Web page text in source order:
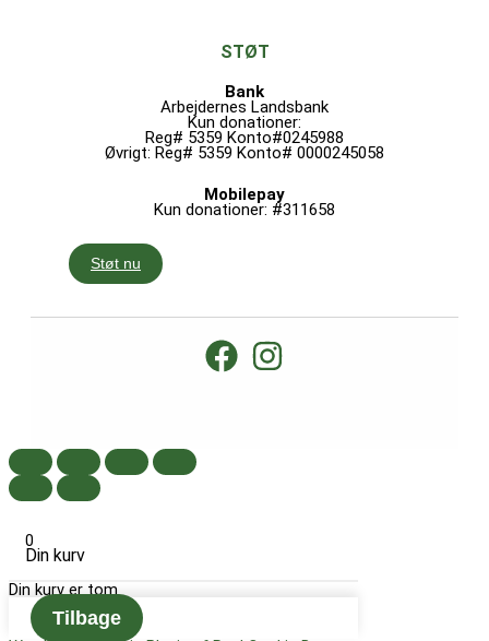
STØT
Bank
Arbejdernes Landsbank
Kun donationer:
Reg# 5359 Konto#0245988
Øvrigt: Reg# 5359 Konto# 0000245058
Mobilepay
Kun donationer: #311658
Støt nu
0
Din kurv
Din kurv er tom
Tilbage